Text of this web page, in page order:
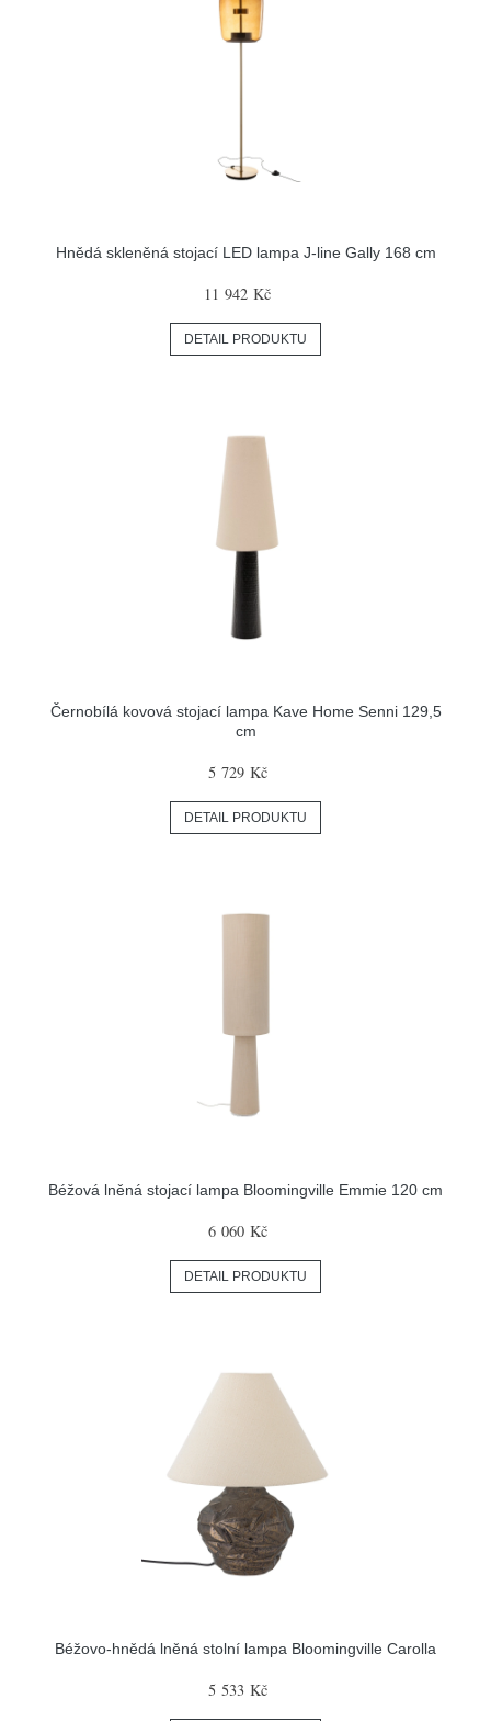
Hnědá skleněná stojací LED lampa J-line Gally 168 cm
11 942 Kč
DETAIL PRODUKTU
Černobílá kovová stojací lampa Kave Home Senni 129,5
cm
5 729 Kč
DETAIL PRODUKTU
Béžová lněná stojací lampa Bloomingville Emmie 120 cm
6 060 Kč
DETAIL PRODUKTU
Béžovo-hnědá lněná stolní lampa Bloomingville Carolla
5 533 Kč